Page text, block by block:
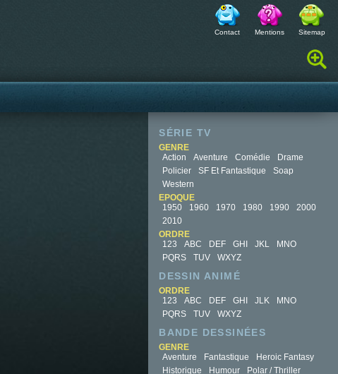
Contact Mentions Sitemap
Rechercher :
SÉRIE TV
GENRE
Action
Aventure Comédie
Drame
Policier
SF Et Fantastique
Soap
Western
EPOQUE
1950
1960 1970 1980 1990
2000
2010
ORDRE
123
ABC DEF GHI JKL
MNO
PQRS
TUV WXYZ
DESSIN ANIMÉ
ORDRE
123
ABC DEF GHI JLK
MNO
PQRS
TUV WXYZ
BANDE DESSINÉES
GENRE
Aventure
Fantastique
Heroic Fantasy
Historique
Humour
Polar / Thriller